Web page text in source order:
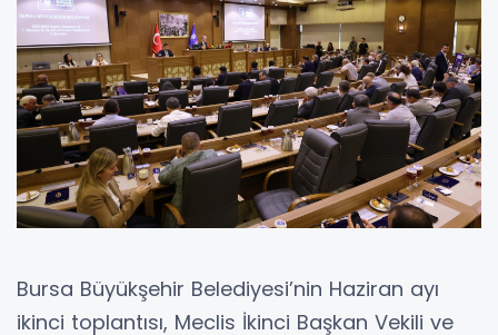
Bursa Büyükşehir Belediyesi’nin Haziran ayı
ikinci toplantısı, Meclis İkinci Başkan Vekili ve